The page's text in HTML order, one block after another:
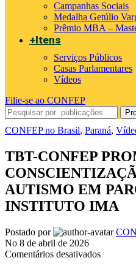
Campanhas Sociais
Medalha Getúlio
Prêmio MBA –
+Itens
Serviços Públicos
Casas Parlamentares
Vídeos
Filie-se ao CONFEP
CONFEP no Brasil, Paraná,
TBT-CONFEP
AUTISMO EM
INSTITUTO IMA
Postado por
No 8 de abril de 2026
Comentários desativadosem